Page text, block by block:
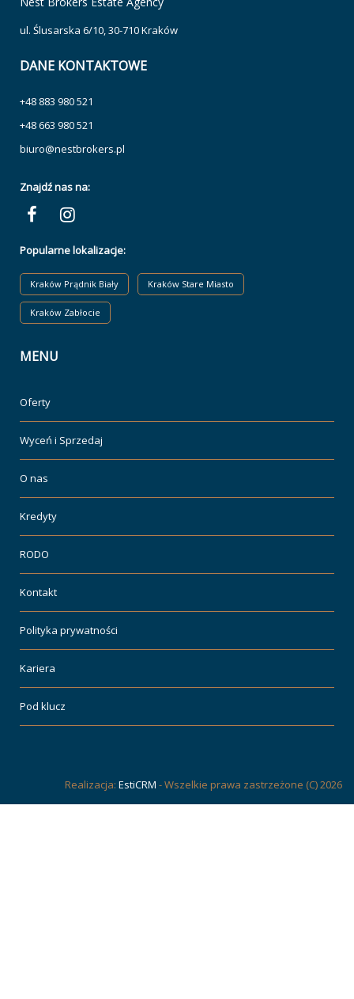
ul. Ślusarska 6/10, 30-710 Kraków
DANE KONTAKTOWE
+48 883 980 521
+48 663 980 521
biuro@nestbrokers.pl
Znajdź nas na:
Popularne lokalizacje:
Kraków Prądnik Biały Kraków Stare Miasto
Kraków Zabłocie
MENU
Oferty
Wyceń i Sprzedaj
O nas
Kredyty
RODO
Kontakt
Polityka prywatności
Kariera
Pod klucz
Realizacja: EstiCRM - Wszelkie prawa zastrzeżone (C) 2026